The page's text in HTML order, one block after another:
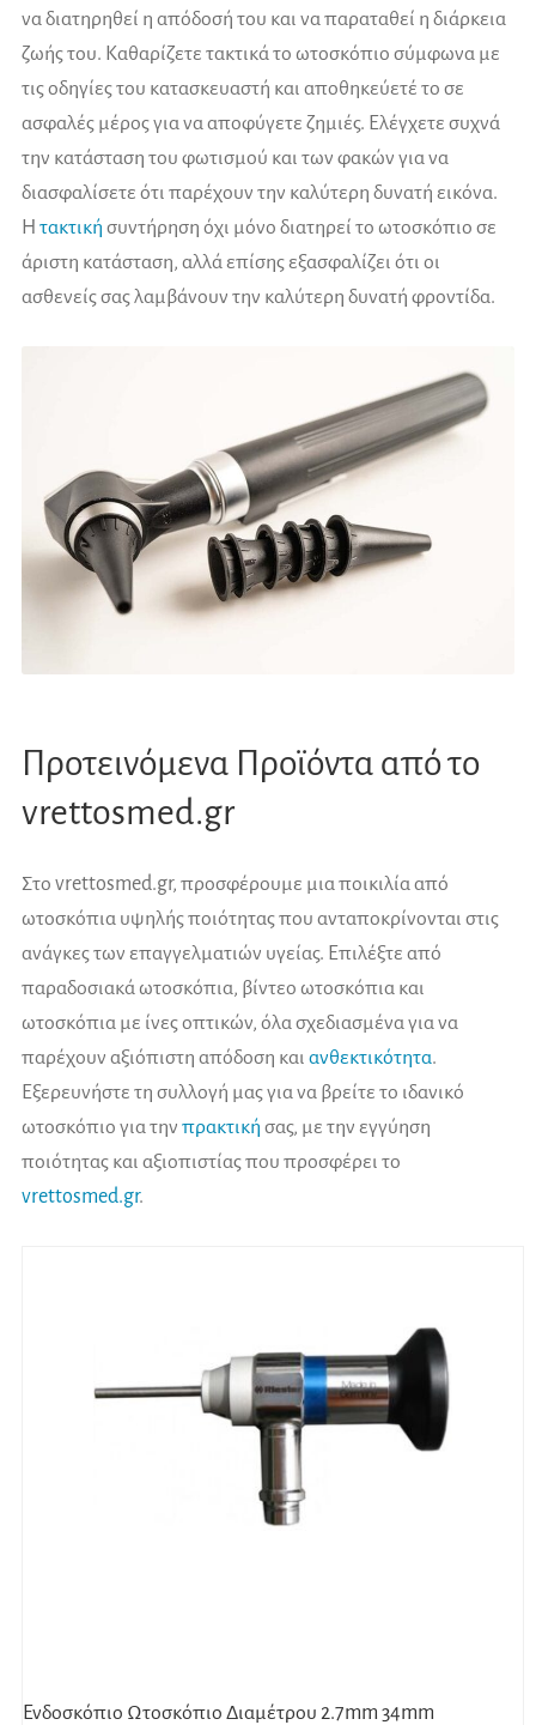
να διατηρηθεί η απόδοσή του και να παραταθεί η διάρκεια
ζωής του. Καθαρίζετε τακτικά το ωτοσκόπιο σύμφωνα με
τις οδηγίες του κατασκευαστή και αποθηκεύετέ το σε
ασφαλές μέρος για να αποφύγετε ζημιές. Ελέγχετε συχνά
την κατάσταση του φωτισμού και των φακών για να
διασφαλίσετε ότι παρέχουν την καλύτερη δυνατή εικόνα.
Η τακτική συντήρηση όχι μόνο διατηρεί το ωτοσκόπιο σε
άριστη κατάσταση, αλλά επίσης εξασφαλίζει ότι οι
ασθενείς σας λαμβάνουν την καλύτερη δυνατή φροντίδα.
Προτεινόμενα Προϊόντα από το
vrettosmed.gr
Στο vrettosmed.gr, προσφέρουμε μια ποικιλία από
ωτοσκόπια υψηλής ποιότητας που ανταποκρίνονται στις
ανάγκες των επαγγελματιών υγείας. Επιλέξτε από
παραδοσιακά ωτοσκόπια, βίντεο ωτοσκόπια και
ωτοσκόπια με ίνες οπτικών, όλα σχεδιασμένα για να
παρέχουν αξιόπιστη απόδοση και ανθεκτικότητα.
Εξερευνήστε τη συλλογή μας για να βρείτε το ιδανικό
ωτοσκόπιο για την πρακτική σας, με την εγγύηση
ποιότητας και αξιοπιστίας που προσφέρει το
vrettosmed.gr.
Ενδοσκόπιο Ωτοσκόπιο Διαμέτρου 2.7mm 34mm